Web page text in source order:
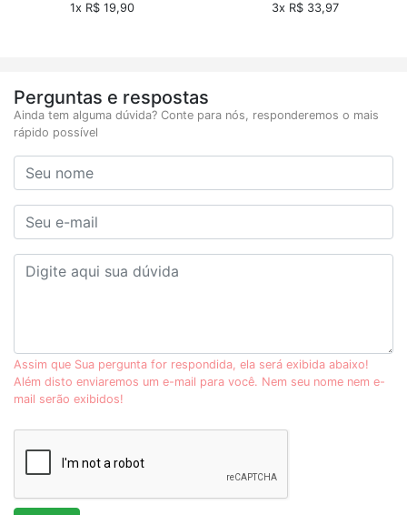
1x R$ 19,90
3x R$ 33,97
Perguntas e respostas
Ainda tem alguma dúvida? Conte para nós, responderemos o mais
rápido possível
Assim que Sua pergunta for respondida, ela será exibida abaixo!
Além disto enviaremos um e-mail para você. Nem seu nome nem e-
mail serão exibidos!